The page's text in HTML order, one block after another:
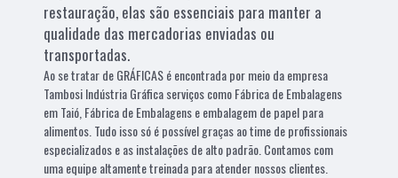
restauração, elas são essenciais para manter a
qualidade das mercadorias enviadas ou
transportadas.
Ao se tratar de GRÁFICAS é encontrada por meio da empresa
Tambosi Indústria Gráfica serviços como Fábrica de Embalagens
em Taió, Fábrica de Embalagens e embalagem de papel para
alimentos. Tudo isso só é possível graças ao time de profissionais
especializados e as instalações de alto padrão. Contamos com
uma equipe altamente treinada para atender nossos clientes.